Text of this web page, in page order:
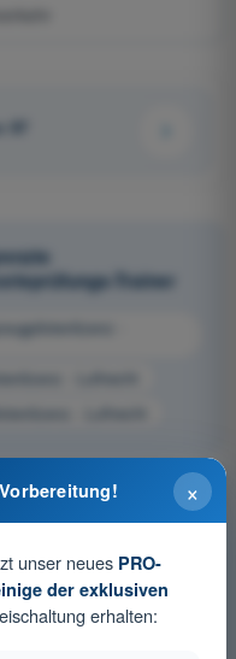
Trainer
-
- Luftrecht
- Luftrecht
×
unser neues PRO-
der exklusiven
erhalten: